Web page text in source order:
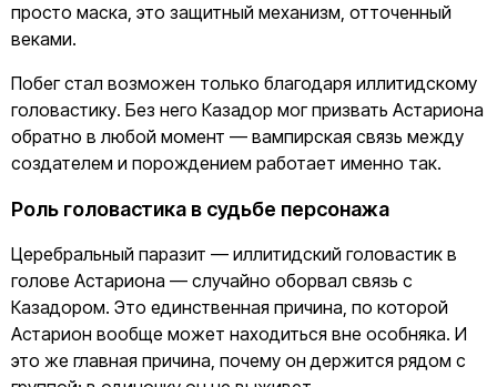
просто маска, это защитный механизм, отточенный
веками.
Побег стал возможен только благодаря иллитидскому
головастику. Без него Казадор мог призвать Астариона
обратно в любой момент — вампирская связь между
создателем и порождением работает именно так.
Роль головастика в судьбе персонажа
Церебральный паразит — иллитидский головастик в
голове Астариона — случайно оборвал связь с
Казадором. Это единственная причина, по которой
Астарион вообще может находиться вне особняка. И
это же главная причина, почему он держится рядом с